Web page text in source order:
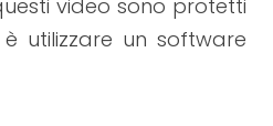
video sono protetti
utilizzare un software